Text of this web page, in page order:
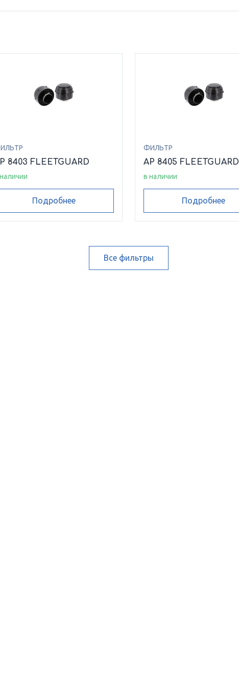
8403 FLEETGUARD
Подробнее
ФИЛЬТР
AP 8405 FLEETGUARD
в наличии
Подробнее
Все фильтры